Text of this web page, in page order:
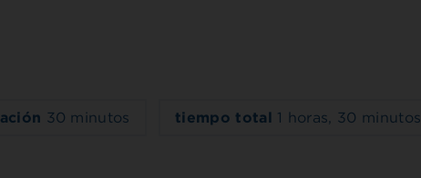
30 minutos tiempo total 1 horas, 30 minutos